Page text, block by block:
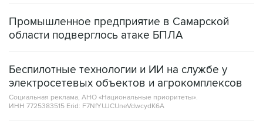
Промышленное предприятие в Самарской
области подверглось атаке БПЛА
Беспилотные технологии и ИИ на службе у
электросетевых объектов и агрокомплексов
Социальная реклама, АНО «Национальные приоритеты».
ИНН 7725383515 Erid: F7NfYUJCUneVdwcydK6A